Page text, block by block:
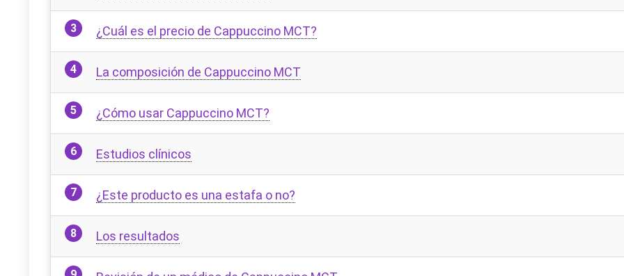
¿Cuál es el precio de Cappuccino MCT?
La composición de Cappuccino MCT
¿Cómo usar Cappuccino MCT?
Estudios clínicos
¿Este producto es una estafa o no?
Los resultados